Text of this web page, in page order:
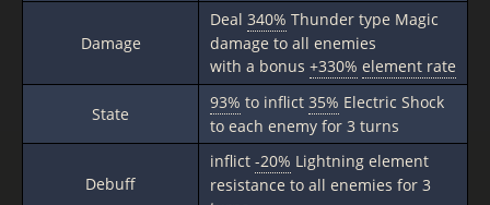
Damage
Deal 340% Thunder type Magic
damage to all enemies
with a bonus +330% element rate
State
93% to inflict 35% Electric Shock
to each enemy for 3 turns
Debuff
inflict -20% Lightning element
resistance to all enemies for 3